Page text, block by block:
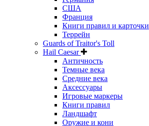
США
Франция
Книги правил и карточки
Террейн
Guards of Traitor's Toll
Hail Caesar
Античность
Темные века
Средние века
Аксессуары
Игровые маркеры
Книги правил
Ландшафт
Оружие и кони